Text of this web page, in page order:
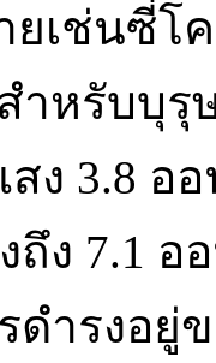
ยเช่นซี่
ำหรับบุรุ
สง 3.8
ถึง 7.1
ดำรงอยู่